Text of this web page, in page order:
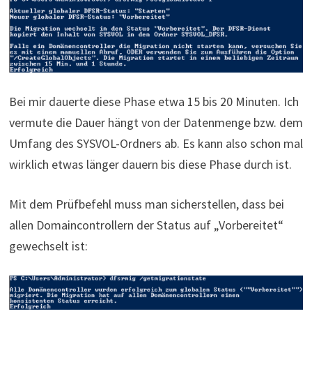
Bei mir dauerte diese Phase etwa 15 bis 20 Minuten. Ich
vermute die Dauer hängt von der Datenmenge bzw. dem
Umfang des SYSVOL-Ordners ab. Es kann also schon mal
wirklich etwas länger dauern bis diese Phase durch ist.
Mit dem Prüfbefehl muss man sicherstellen, dass bei
allen Domaincontrollern der Status auf „Vorbereitet“
gewechselt ist: